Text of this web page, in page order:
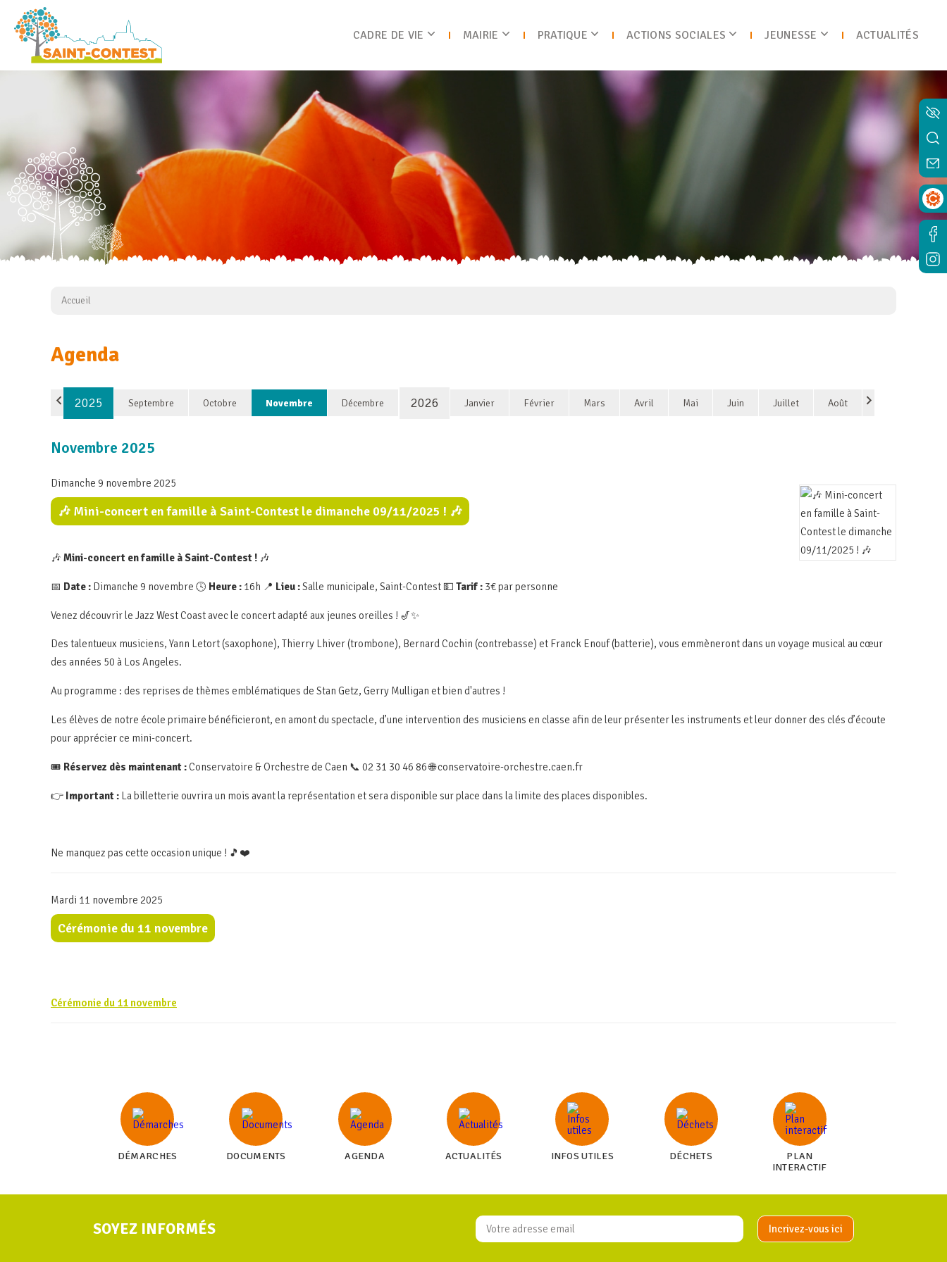
CADRE DE VIE MAIRIE PRATIQUE ACTIONS SOCIALES JEUNESSE ACTUALITÉS
Accueil
Agenda
2025 Septembre Octobre Novembre Décembre 2026 Janvier Février Mars Avril Mai Juin Juillet Août
Novembre 2025
Dimanche 9 novembre 2025
🎶 Mini-concert en famille à Saint-Contest le dimanche 09/11/2025 ! 🎶
🎶 Mini-concert en famille à Saint-Contest ! 🎶
📅 Date : Dimanche 9 novembre 🕓 Heure : 16h 📍 Lieu :Salle municipale, Saint-Contest 💵 Tarif : 3€ par personne
Venez découvrir le Jazz West Coast avec le concert adapté aux jeunes oreilles ! 🎷✨
Des talentueux musiciens, Yann Letort (saxophone), Thierry Lhiver (trombone), Bernard Cochin (contrebasse) et Franck Enouf (batterie), vous emmèneront dans un voyage musical au cœur
des années 50 à Los Angeles.
Au programme : des reprises de thèmes emblématiques de Stan Getz, Gerry Mulligan et bien d'autres !
Les élèves de notre école primaire bénéficieront, en amont du spectacle, d’une intervention des musiciens en classe afin de leur présenter les instruments et leur donner des clés d’écoute
pour apprécier ce mini-concert.
🎟️ Réservez dès maintenant :Conservatoire & Orchestre de Caen 📞 02 31 30 46 86 🌐 conservatoire-orchestre.caen.fr
👉 Important : La billetterie ouvrira un mois avant la représentation et sera disponible sur place dans la limite des places disponibles.
Ne manquez pas cette occasion unique ! 🎵❤️
Mardi 11 novembre 2025
Cérémonie du 11 novembre
Cérémonie du 11 novembre
DÉMARCHES DOCUMENTS AGENDA ACTUALITÉS INFOS UTILES DÉCHETS
PLAN
INTERACTIF
SOYEZ INFORMÉS